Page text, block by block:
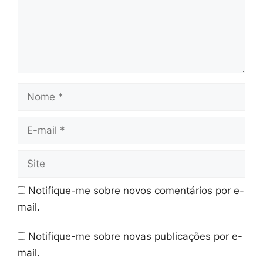
mail
Notifique-me sobre novos comentários por e-
mail.
Notifique-me sobre novas publicações por e-
mail.